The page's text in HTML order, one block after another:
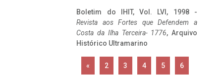
Boletim do IHIT, Vol. LVI, 1998 -
Revista aos Fortes que Defendem a
Costa da Ilha Terceira- 1776, Arquivo
Histórico Ultramarino
« 2 3 4 5 6